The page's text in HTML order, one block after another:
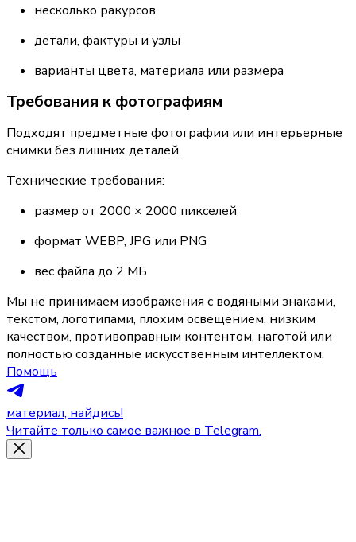
несколько ракурсов
детали, фактуры и узлы
варианты цвета, материала или размера
Требования к фотографиям
Подходят предметные фотографии или интерьерные
снимки без лишних деталей.
Технические требования:
размер от 2000 × 2000 пикселей
формат WEBP, JPG или PNG
вес файла до 2 МБ
Мы не принимаем изображения с водяными знаками,
текстом, логотипами, плохим освещением, низким
качеством, противоправным контентом, наготой или
полностью созданные искусственным интеллектом.
Помощь
материал, найдись!
Читайте только самое важное в Telegram.